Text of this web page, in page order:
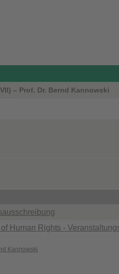
– Prof. Dr. Bernd Kannowski
Human Rights -
Kannowski